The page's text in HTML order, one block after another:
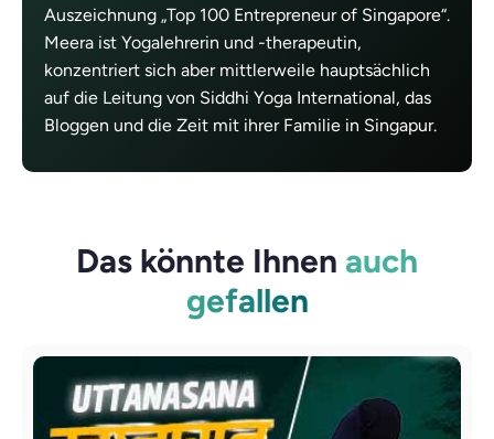
Auszeichnung „Top 100 Entrepreneur of Singapore“.
Meera ist Yogalehrerin und -therapeutin,
konzentriert sich aber mittlerweile hauptsächlich
auf die Leitung von Siddhi Yoga International, das
Bloggen und die Zeit mit ihrer Familie in Singapur.
Das könnte Ihnen auch
gefallen